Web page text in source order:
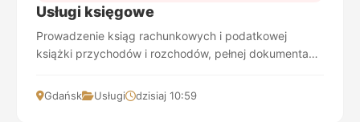
Usługi księgowe
Prowadzenie ksiąg rachunkowych i podatkowej
książki przychodów i rozchodów, pełnej dokumentacji
finanso...
Gdańsk Usługi dzisiaj 10:59